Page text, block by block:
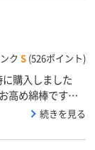
ク S (526ポイント)
購入しました
め綿棒ですが、
続きを見る